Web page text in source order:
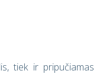
tiek ir pripučiamas